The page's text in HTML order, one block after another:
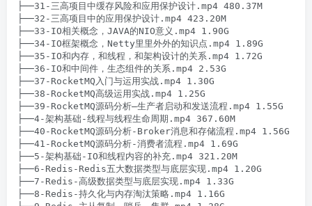
├──31-三高项目中缓存风险和应用保护设计.mp4 480.37M
├──32-三高项目中的应用保护设计.mp4 423.20M
├──33-IO相关概念，JAVA的NIO意义.mp4 1.90G
├──34-IO框架概念，Netty里里外外的知识点.mp4 1.89G
├──35-IO和内存，和线程，和架构设计的关系.mp4 1.72G
├──36-IO和中间件，生态组件的关系.mp4 2.53G
├──37-RocketMQ入门与运用实战.mp4 1.30G
├──38-RocketMQ高级运用实战.mp4 1.25G
├──39-RocketMQ源码分析–生产者启动和发送流程.mp4 1.55G
├──4-架构基础-线程与线程生命周期.mp4 367.60M
├──40-RocketMQ源码分析-Broker消息和存储流程.mp4 1.56G
├──41-RocketMQ源码分析-消费者流程.mp4 1.69G
├──5-架构基础-IO和线程内容的补充.mp4 321.20M
├──6-Redis-Redis五大数据类型与底层实现.mp4 1.20G
├──7-Redis-高级数据类型与底层实现.mp4 1.33G
├──8-Redis-持久化与内存淘汰策略.mp4 1.16G